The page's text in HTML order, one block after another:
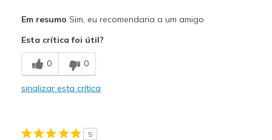
Breathe Well
Comfortable
Em resumo Sim, eu recomendaria a um amigo
Esta crítica foi útil?
0 0
sinalizar esta crítica
5